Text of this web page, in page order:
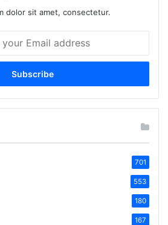
dolor sit amet, consectetur.
701
553
180
167